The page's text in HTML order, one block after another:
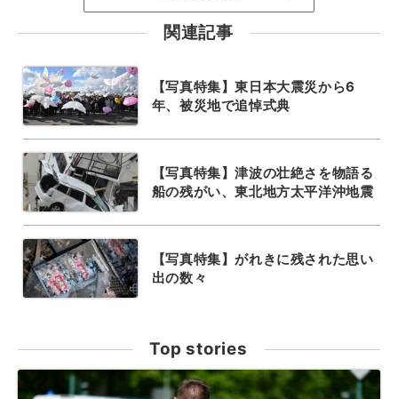
関連記事
【写真特集】東日本大震災から6
年、被災地で追悼式典
【写真特集】津波の壮絶さを物語る
船の残がい、東北地方太平洋沖地震
【写真特集】がれきに残された思い
出の数々
Top stories